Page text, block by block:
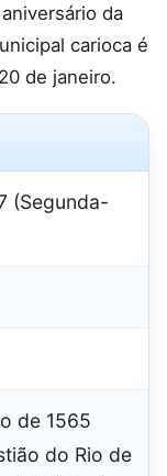
da
carioca é
de janeiro.
(Segunda-
de 1565
do Rio de